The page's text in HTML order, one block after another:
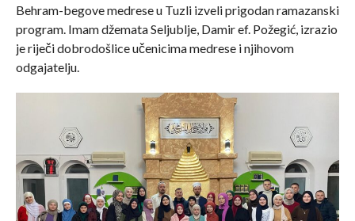
Behram-begove medrese u Tuzli izveli prigodan ramazanski
program. Imam džemata Seljublje, Damir ef. Požegić, izrazio
je riječi dobrodošlice učenicima medrese i njihovom
odgajatelju.